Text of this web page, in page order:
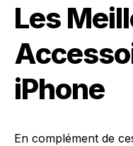
Les
iPhone
En complément de